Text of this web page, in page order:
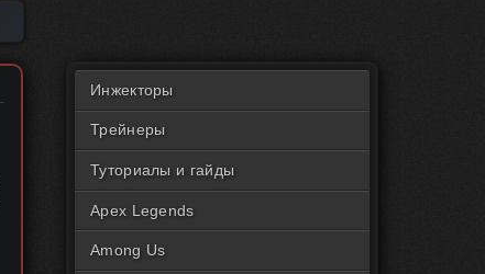
Инжекторы
Трейнеры
Туториалы и гайды
Apex Legends
Among Us